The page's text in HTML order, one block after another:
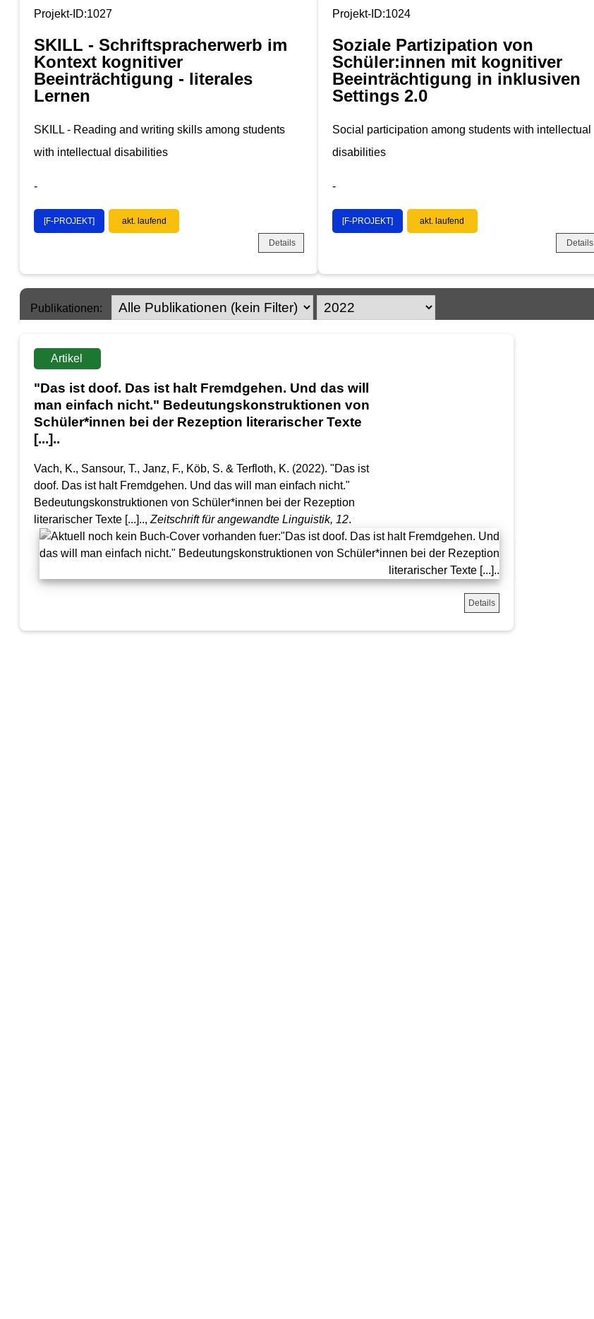
Projekt-ID:1027
SKILL - Schriftspracherwerb im
Kontext kognitiver
Beeinträchtigung - literales
Lernen
SKILL - Reading and writing skills among students
with intellectual disabilities
-
[F-PROJEKT] akt. laufend
Details
Projekt-ID:1024
Soziale Partizipation von
Schüler:innen mit kognitiver
Beeinträchtigung in inklusiven
Settings 2.0
Social participation among students with intellectual
disabilities
-
[F-PROJEKT] akt. laufend
Details
Publikationen:
Artikel
"Das ist doof. Das ist halt Fremdgehen. Und das will
man einfach nicht." Bedeutungskonstruktionen von
Schüler*innen bei der Rezeption literarischer Texte
[...]..
Vach, K., Sansour, T., Janz, F., Köb, S. & Terfloth, K. (2022). "Das ist
doof. Das ist halt Fremdgehen. Und das will man einfach nicht."
Bedeutungskonstruktionen von Schüler*innen bei der Rezeption
literarischer Texte [...].., Zeitschrift für angewandte Linguistik, 12.
Details